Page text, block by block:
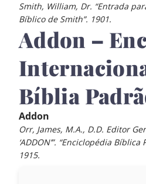
Smith, William, Dr. “Entrada
Bíblico de Smith”. 1901.
Addon –
Bíblia
Addon
Orr, James, M.A., D.D. Editor
‘ADDON’”. “Enciclopédia
1915.